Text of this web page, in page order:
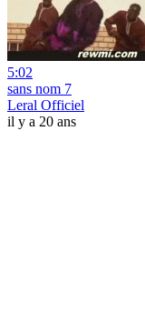
5:02
sans nom 7
Leral Officiel
il y a 20 ans